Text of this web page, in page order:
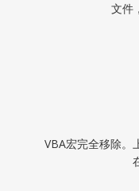
文件
VBA宏完全移除。